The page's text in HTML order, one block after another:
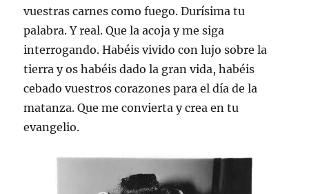
vuestras carnes como fuego. Durísima tu
palabra. Y real. Que la acoja y me siga
interrogando. Habéis vivido con lujo sobre la
tierra y os habéis dado la gran vida, habéis
cebado vuestros corazones para el día de la
matanza. Que me convierta y crea en tu
evangelio.